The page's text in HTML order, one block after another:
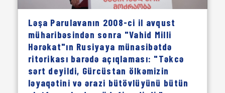
Ləşa Parulavanın 2008-ci il avqust
müharibəsindən sonra "Vahid Milli
Hərəkat"ın Rusiyaya münasibətdə
ritorikası barədə açıqlaması: "Təkcə
sərt deyildi, Gürcüstan ölkəmizin
ləyaqətini və ərazi bütövlüyünü bütün